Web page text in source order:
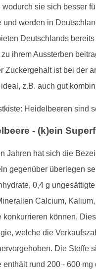
sie sich besser
und werden in
Deutschlands
ihrem Aussterben
Zuckergehalt ist bei der
z.B. auch gut
- (k)ein
Jahren hat sich die
gegenüber überlegen
0,4 g
Calcium,
konkurrieren können.
welche die
Die Stoffe
enthält rund 200 - 600